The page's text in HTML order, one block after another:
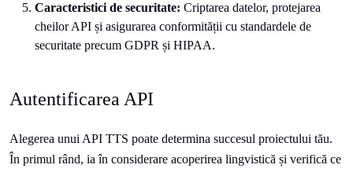
Caracteristici de securitate: Criptarea datelor, protejarea
cheilor API și asigurarea conformității cu standardele de
securitate precum GDPR și HIPAA.
Autentificarea API
Alegerea unui API TTS poate determina succesul proiectului tău.
În primul rând, ia în considerare acoperirea lingvistică și verifică ce